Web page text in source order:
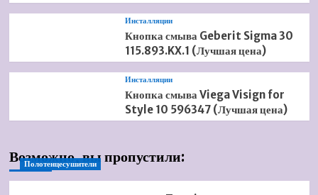
Инсталляции
Кнопка смыва Geberit Sigma 30
115.893.KX.1 (Лучшая цена)
Инсталляции
Кнопка смыва Viega Visign for
Style 10 596347 (Лучшая цена)
Возможно, вы пропустили:
Полотенцесушители